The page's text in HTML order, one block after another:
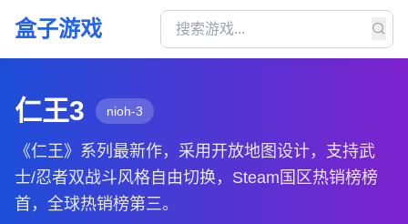
盒子游戏
仁王3 nioh-3
《仁王》系列最新作，采用开放地图设计，支持武
士/忍者双战斗风格自由切换，Steam国区热销榜榜
首，全球热销榜第三。